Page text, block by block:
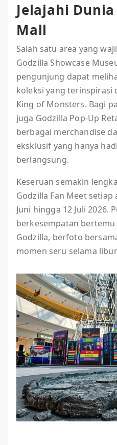
Jelajahi
Mall
Salah satu area yang
Godzilla Showcase
pengunjung dapat
koleksi yang terinspirasi
King of Monsters. Bagi
juga Godzilla Pop-Up
berbagai merchandise
eksklusif yang hanya
berlangsung.
Keseruan semakin
Godzilla Fan Meet
Juni hingga 12 Juli 2026.
berkesempatan
Godzilla, berfoto
momen seru selama